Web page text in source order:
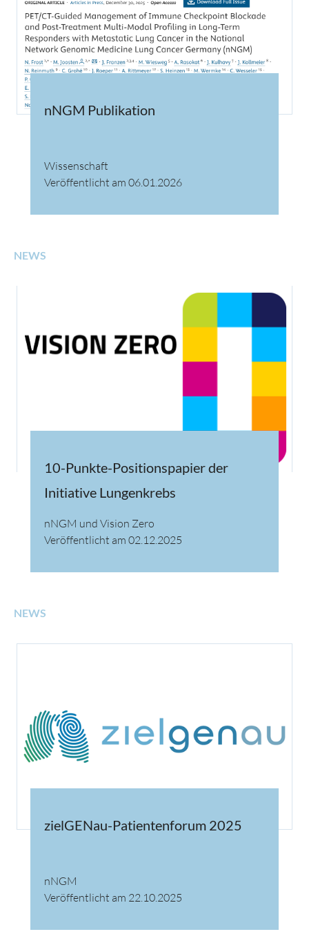
nNGM Publikation
Wissenschaft
Veröffentlicht am 06.01.2026
NEWS
10-Punkte-Positionspapier der
Initiative Lungenkrebs
nNGM und Vision Zero
Veröffentlicht am 02.12.2025
NEWS
zielGENau-Patientenforum 2025
nNGM
Veröffentlicht am 22.10.2025